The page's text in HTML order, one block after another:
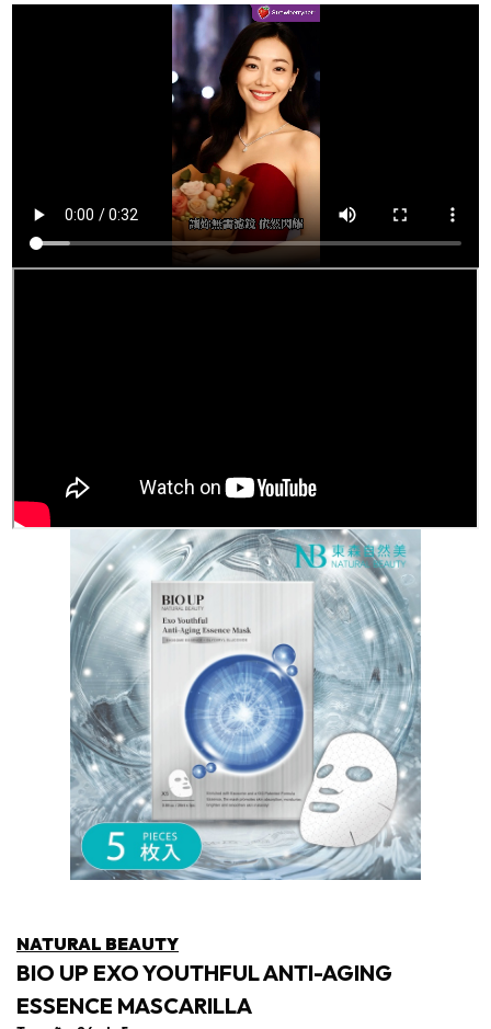
NATURAL BEAUTY
BIO UP EXO YOUTHFUL ANTI-AGING
ESSENCE MASCARILLA